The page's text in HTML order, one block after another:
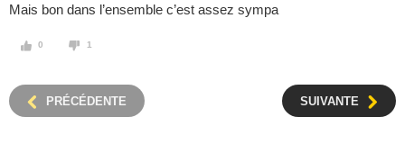
Mais bon dans l’ensemble c’est assez sympa
0 1
PRÉCÉDENTE SUIVANTE